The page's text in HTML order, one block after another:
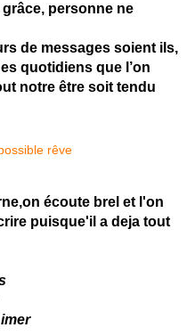
personne ne
de messages soient ils,
quotidiens que l’on
notre être soit tendu
écoute brel et l'on
puisque'il a deja tout